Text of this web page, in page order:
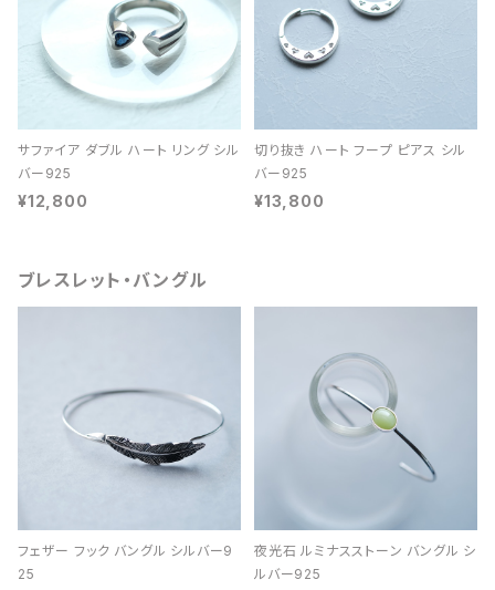
サファイア ダブル ハート リング シル
バー925
¥12,800
切り抜き ハート フープ ピアス シル
バー925
¥13,800
ブレスレット・バングル
フェザー フック バングル シルバー9
25
夜光石 ルミナスストーン バングル シ
ルバー925